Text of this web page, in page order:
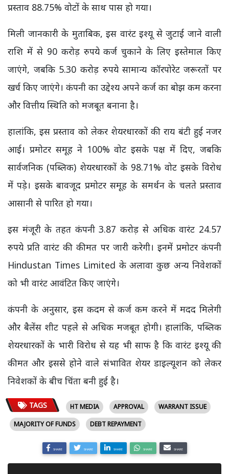
प्रस्ताव 88.75% वोटों के साथ पास हो गया।
मिली जानकारी के मुताबिक, इस वारंट इश्यू से जुटाई जाने वाली
राशि में से 90 करोड़ रुपये कर्ज चुकाने के लिए इस्तेमाल किए
जाएंगे, जबकि 5.30 करोड़ रुपये सामान्य कॉरपोरेट जरूरतों पर
खर्च किए जाएंगे। कंपनी का उद्देश्य अपने कर्ज का बोझ कम करना
और वित्तीय स्थिति को मजबूत बनाना है।
हालांकि, इस प्रस्ताव को लेकर शेयरधारकों की राय बंटी हुई नजर
आई। प्रमोटर समूह ने 100% वोट इसके पक्ष में दिए, जबकि
सार्वजनिक (पब्लिक) शेयरधारकों के 98.71% वोट इसके विरोध
में पड़े। इसके बावजूद प्रमोटर समूह के समर्थन के चलते प्रस्ताव
आसानी से पारित हो गया।
इस मंजूरी के तहत कंपनी 3.87 करोड़ से अधिक वारंट 24.57
रुपये प्रति वारंट की कीमत पर जारी करेगी। इनमें प्रमोटर कंपनी
Hindustan Times Limited के अलावा कुछ अन्य निवेशकों
को भी वारंट आवंटित किए जाएंगे।
कंपनी के अनुसार, इस कदम से कर्ज कम करने में मदद मिलेगी
और बैलेंस शीट पहले से अधिक मजबूत होगी। हालांकि, पब्लिक
शेयरधारकों के भारी विरोध से यह भी साफ है कि वारंट इश्यू की
कीमत और इससे होने वाले संभावित शेयर डाइल्यूशन को लेकर
निवेशकों के बीच चिंता बनी हुई है।
TAGS HT MEDIA APPROVAL
WARRANT ISSUE
MAJORITY OF FUNDS
DEBT REPAYMENT
SHARE SHARE SHARE SHARE SHARE